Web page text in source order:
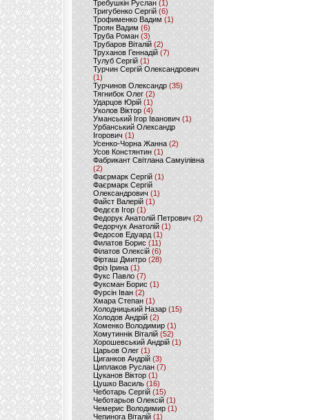
Требушкін Руслан (1)
Тригубенко Сергій(6)
Трофименко Вадим (1)
Троян Вадим (6)
Труба Роман(3)
Трубаров Віталій (2)
Труханов Геннадій (7)
Тулуб Сергій(1)
Турчин Сергій Олександрович
(1)
Турчинов Олександр(35)
Тягнибок Олег (2)
Ударцов Юрій (1)
Уколов Віктор(4)
Уманський Ігор Іванович(1)
Урбанський Олександр
Ігорович (1)
Усенко-Чорна Жанна (2)
Усов Констянтин(1)
Фабрикант Світлана Самуілівна
(2)
Фаєрмарк Сергій(1)
Фаєрмарк Сергій
Олександрович (1)
Файст Валерій(1)
Федєєв Ігор (1)
Федорук Анатолій Петрович (2)
Федорчук Анатолій (1)
Федосов Едуард (1)
Филатов Борис (11)
Філатов Олексій (6)
Фірташ Дмитро (28)
Фріз Ірина (1)
Фукс Павло (7)
Фуксман Борис (1)
Фурсін Іван (2)
Хмара Степан(1)
Холодницький Назар(15)
Холодов Андрій (2)
Хоменко Володимир (1)
Хомутиннік Віталій (52)
Хорошевський Андрій (1)
Царьов Олег (1)
Циганков Андрій (3)
Циплаков Руслан(7)
Цуканов Віктор (1)
Цушко Василь (16)
Чеботарь Сергій (15)
Чеботарьов Олексій (1)
Чемерис Володимир (1)
Чепинога Віталій (1)